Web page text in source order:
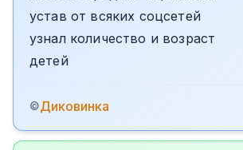
устав от всяких соцсетей
узнал количество и возраст
детей
©Диковинка